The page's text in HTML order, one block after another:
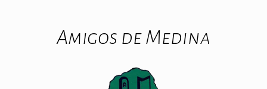
Amigos de Medina